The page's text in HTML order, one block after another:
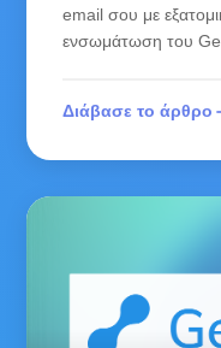
email σου με
ενσωμάτωση του
Διάβασε το άρθρο